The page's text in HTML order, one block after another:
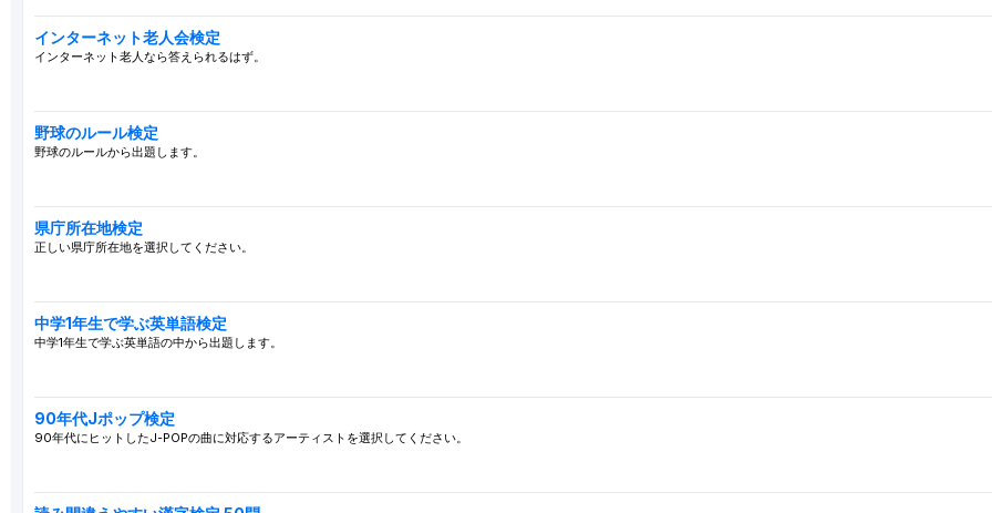
インターネット老人会検定
インターネット老人なら答えられるはず。
野球のルール検定
野球のルールから出題します。
県庁所在地検定
正しい県庁所在地を選択してください。
中学1年生で学ぶ英単語検定
中学1年生で学ぶ英単語の中から出題します。
90年代Jポップ検定
90年代にヒットしたJ-POPの曲に対応するアーティストを選択してください。